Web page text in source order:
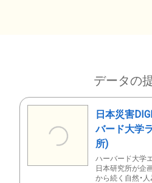
データの
日本災害
バード大学
所)
ハーバード大学
日本研究所が企
から続く自然・